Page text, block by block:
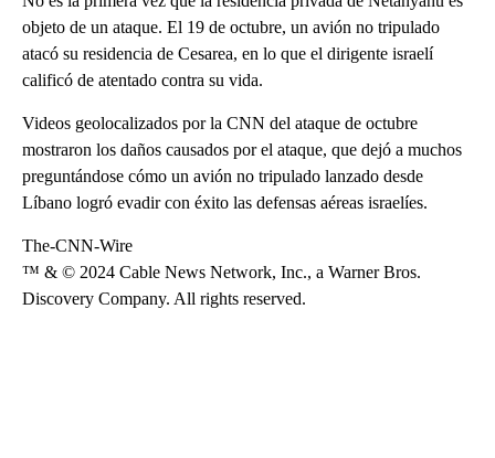
objeto de un ataque. El 19 de octubre, un avión no tripulado
atacó su residencia de Cesarea, en lo que el dirigente israelí
calificó de atentado contra su vida.
Videos geolocalizados por la CNN del ataque de octubre
mostraron los daños causados por el ataque, que dejó a muchos
preguntándose cómo un avión no tripulado lanzado desde
Líbano logró evadir con éxito las defensas aéreas israelíes.
The-CNN-Wire
™ & © 2024 Cable News Network, Inc., a Warner Bros.
Discovery Company. All rights reserved.